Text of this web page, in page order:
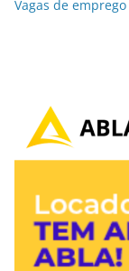
Vagas de emprego